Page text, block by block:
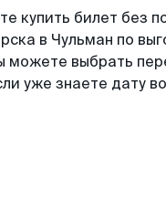
купить билет без
в Чульман по
можете выбрать
уже знаете дату